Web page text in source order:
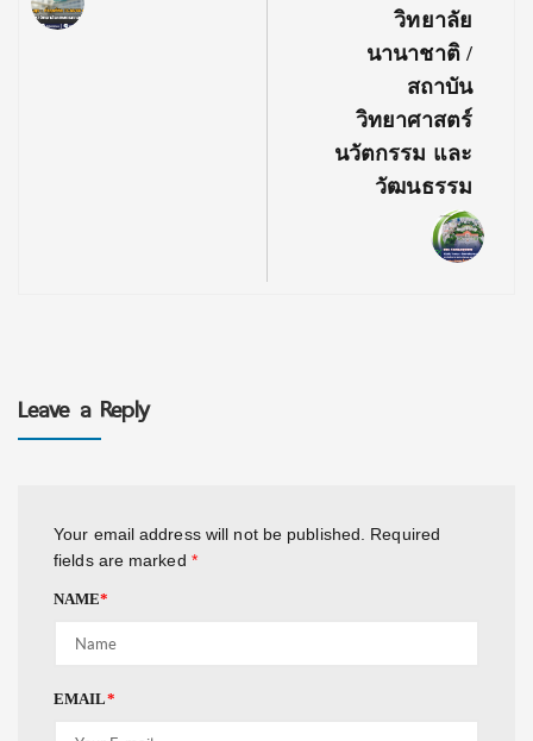
วิทยาลัย
นานาชาติ /
สถาบัน
วิทยาศาสตร์
นวัตกรรม และ
วัฒนธรรม
Leave a Reply
Your email address will not be published. Required
fields are marked *
NAME*
EMAIL*